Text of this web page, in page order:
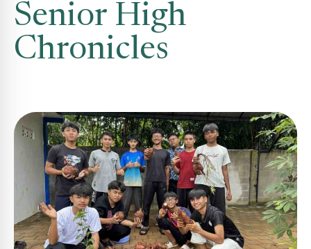
Senior High
Chronicles